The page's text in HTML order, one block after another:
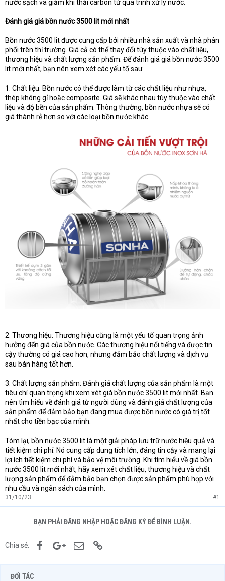
nước sạch và giảm khí thải carbon từ quá trình xử lý nước.
Đánh giá giá bồn nước 3500 lit mới nhất
Bồn nước 3500 lit được cung cấp bởi nhiều nhà sản xuất và nhà phân
phối trên thị trường. Giá cả có thể thay đổi tùy thuộc vào chất liệu,
thương hiệu và chất lượng sản phẩm. Để đánh giá giá bồn nước 3500
lit mới nhất, bạn nên xem xét các yếu tố sau:
1. Chất liệu: Bồn nước có thể được làm từ các chất liệu như nhựa,
thép không gỉ hoặc composite. Giá sẽ khác nhau tùy thuộc vào chất
liệu và độ bền của sản phẩm. Thông thường, bồn nước nhựa sẽ có
giá thành rẻ hơn so với các loại bồn nước khác.
2. Thương hiệu: Thương hiệu cũng là một yếu tố quan trọng ảnh
hưởng đến giá của bồn nước. Các thương hiệu nổi tiếng và được tin
cậy thường có giá cao hơn, nhưng đảm bảo chất lượng và dịch vụ
sau bán hàng tốt hơn.
3. Chất lượng sản phẩm: Đánh giá chất lượng của sản phẩm là một
tiêu chí quan trọng khi xem xét giá bồn nước 3500 lit mới nhất. Bạn
nên tìm hiểu về đánh giá từ người dùng và đánh giá chất lượng của
sản phẩm để đảm bảo bạn đang mua được bồn nước có giá trị tốt
nhất cho tiền bạc của mình.
Tóm lại, bồn nước 3500 lit là một giải pháp lưu trữ nước hiệu quả và
tiết kiệm chi phí. Nó cung cấp dung tích lớn, đáng tin cậy và mang lại
lợi ích tiết kiệm chi phí và bảo vệ môi trường. Khi tìm hiểu về giá bồn
nước 3500 lit mới nhất, hãy xem xét chất liệu, thương hiệu và chất
lượng sản phẩm để đảm bảo bạn chọn được sản phẩm phù hợp với
nhu cầu và ngân sách của mình.
31/10/23 #1
BẠN PHẢI ĐĂNG NHẬP HOẶC ĐĂNG KÝ ĐỂ BÌNH LUẬN.
Chia sẻ: FacebookGoogle+Email
ĐỐI TÁC